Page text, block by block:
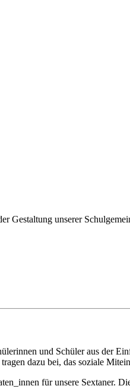
Gestaltung unserer
und Schüler aus der
dazu bei, das soziale
für unsere Sextaner.